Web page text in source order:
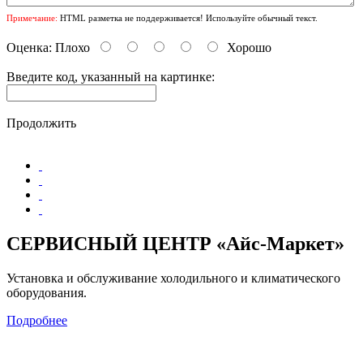
Примечание: HTML разметка не поддерживается! Используйте обычный текст.
Оценка: Плохо Хорошо
Введите код, указанный на картинке:
Продолжить
СЕРВИСНЫЙ ЦЕНТР «Айс-Маркет»
Установка и обслуживание холодильного и климатического
оборудования.
Подробнее